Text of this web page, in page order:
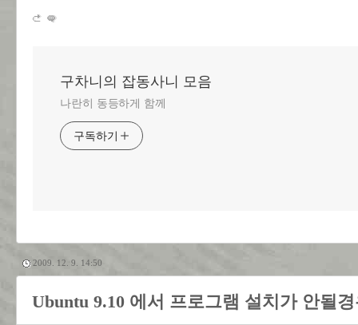
구차니의 잡동사니 모음
나란히 동등하게 함께
구독하기
2009. 12. 9. 14:50
Ubuntu 9.10 에서 프로그램 설치가 안될